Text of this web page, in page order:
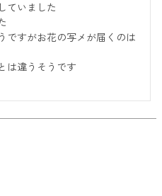
ていました
ですがお花の写メが届くのは
は違うそうです